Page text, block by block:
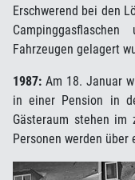
Erschwerend bei den
Fahrzeugen gelagert
1987: Am 18. Januar
in einer Pension in
Gästeraum stehen im
Personen werden